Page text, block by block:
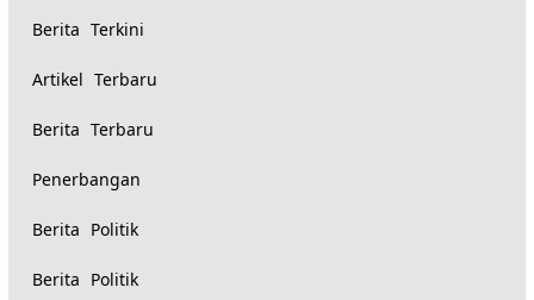
Berita Terkini
Artikel Terbaru
Berita Terbaru
Penerbangan
Berita Politik
Berita Politik